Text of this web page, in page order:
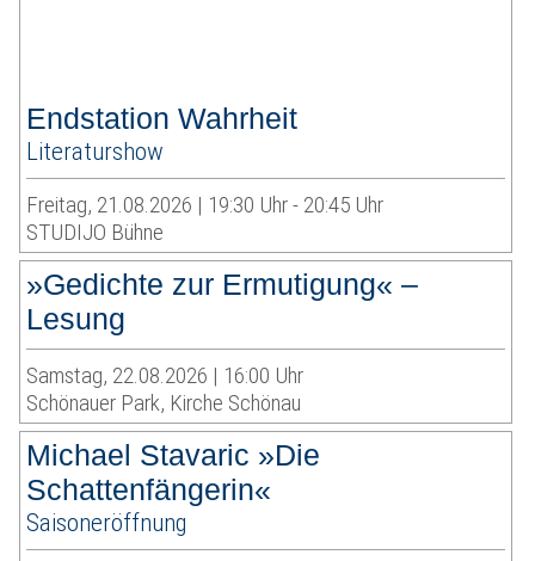
Endstation Wahrheit
Literaturshow
Freitag, 21.08.2026 | 19:30 Uhr - 20:45 Uhr
STUDIJO Bühne
»Gedichte zur Ermutigung« –
Lesung
Samstag, 22.08.2026 | 16:00 Uhr
Schönauer Park, Kirche Schönau
Michael Stavaric »Die
Schattenfängerin«
Saisoneröffnung